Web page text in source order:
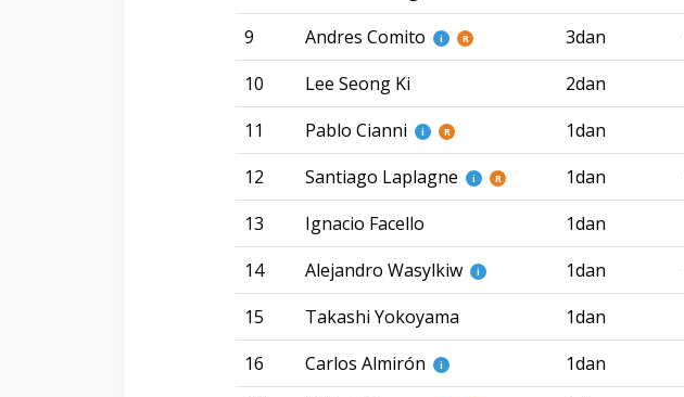
9
Andres Comito i R 3dan
10
Lee Seong Ki 2dan
11
Pablo Cianni i R 1dan
12
Santiago Laplagne i R 1dan
13
Ignacio Facello 1dan
14
Alejandro Wasylkiw i 1dan
15
Takashi Yokoyama 1dan
16
Carlos Almirón i 1dan